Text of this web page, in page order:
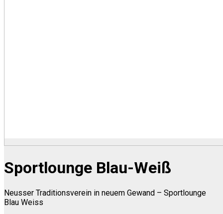
Sportlounge Blau-Weiß
Neusser Traditionsverein in neuem Gewand – Sportlounge
Blau Weiss